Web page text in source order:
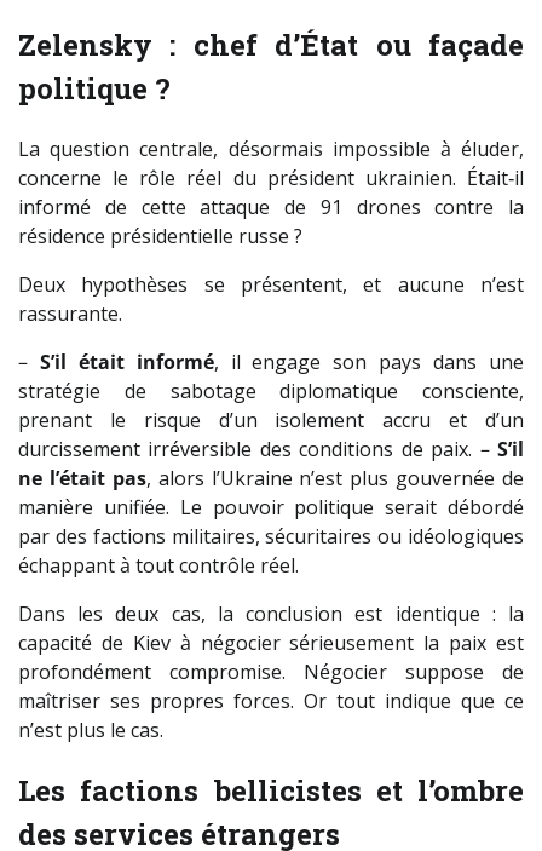
Zelensky : chef d’État ou façade
politique ?
La question centrale, désormais impossible à éluder,
concerne le rôle réel du président ukrainien. Était‑il
informé de cette attaque de 91 drones contre la
résidence présidentielle russe ?
Deux hypothèses se présentent, et aucune n’est
rassurante.
– S’il était informé, il engage son pays dans une
stratégie de sabotage diplomatique consciente,
prenant le risque d’un isolement accru et d’un
durcissement irréversible des conditions de paix. – S’il
ne l’était pas, alors l’Ukraine n’est plus gouvernée de
manière unifiée. Le pouvoir politique serait débordé
par des factions militaires, sécuritaires ou idéologiques
échappant à tout contrôle réel.
Dans les deux cas, la conclusion est identique : la
capacité de Kiev à négocier sérieusement la paix est
profondément compromise. Négocier suppose de
maîtriser ses propres forces. Or tout indique que ce
n’est plus le cas.
Les factions bellicistes et l’ombre
des services étrangers